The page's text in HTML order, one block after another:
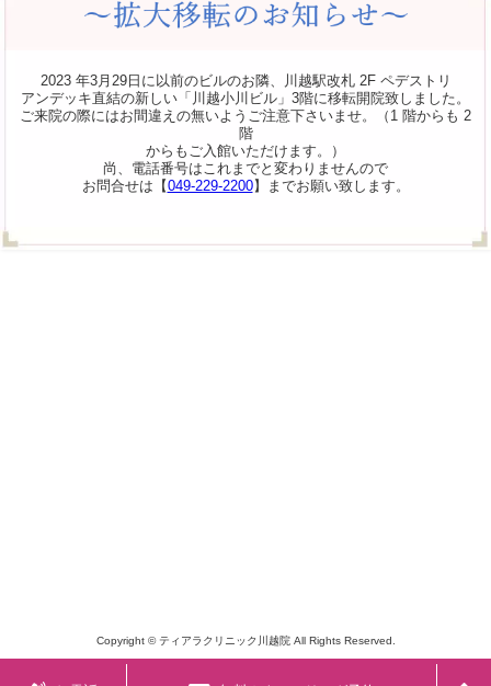
2023 年3月29日に以前のビルのお隣、川越駅改札 2F ペデストリ
アンデッキ直結の新しい「川越小川ビル」3階に移転開院致しました。
ご来院の際にはお間違えの無いようご注意下さいませ。（1 階からも 2
階
からもご入館いただけます。）
尚、電話番号はこれまでと変わりませんので
お問合せは【049-229-2200】までお願い致します。
Copyright © ティアラクリニック川越院 All Rights Reserved.